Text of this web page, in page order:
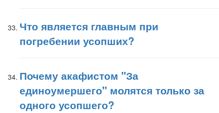
Что является главным при
погребении усопших?
Почему акафистом "За
единоумершего" молятся только за
одного усопшего?